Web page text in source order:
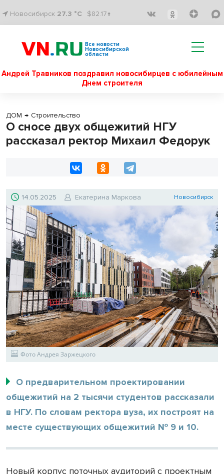
Новосибирск 27.3 °C $82.17↑
Все новости
Новосибирской
области
Андрей Травников поздравил новосибирцев с юбилейным
Днем строителя
ДОМ → Строительство
О сносе двух общежитий НГУ
рассказал ректор Михаил Федорук
14.05.2025 Екатерина Маркова Новосибирск
Фото Андрея Заржецкого
О предварительном проектировании
общежитий на 2 тысячи студентов рассказали
в НГУ. По словам ректора вуза, их построят на
месте существующих общежитий № 9 и 10.
Новый корпус поточных аудиторий с проектным